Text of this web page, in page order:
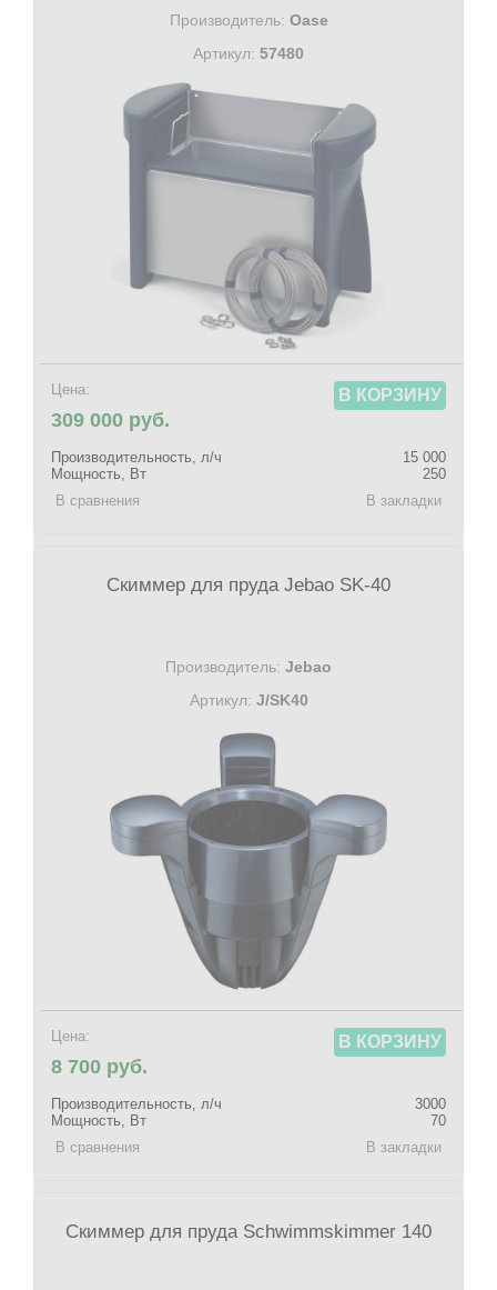
Производитель: Oase
Артикул: 57480
Цена:
309 000 руб.
В КОРЗИНУ
Производительность, л/ч
15 000
Мощность, Вт
250
В сравнения
В закладки
Скиммер для пруда Jebao SK-40
Производитель: Jebao
Артикул: J/SK40
Цена:
8 700 руб.
В КОРЗИНУ
Производительность, л/ч
3000
Мощность, Вт
70
В сравнения
В закладки
Скиммер для пруда Schwimmskimmer 140